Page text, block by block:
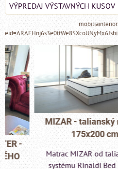
VÝPREDAJ VÝSTAVNÝCH KUSOV
MIZAR - talianský matrac
175x200 cm
Matrac MIZAR od talianskeho
systému Rinaldi Bed System